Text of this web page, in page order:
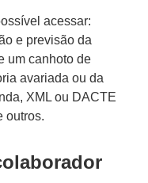
acessar:
e previsão da
um canhoto de
avariada ou da
XML ou DACTE
outros.